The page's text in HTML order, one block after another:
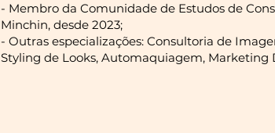
- Membro da Comunidade de Estudos de
Minchin, desde 2023;
- Outras especializações: Consultoria de
Styling de Looks, Automaquiagem, Marketing